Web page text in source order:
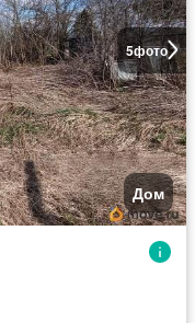
5фото
Дом